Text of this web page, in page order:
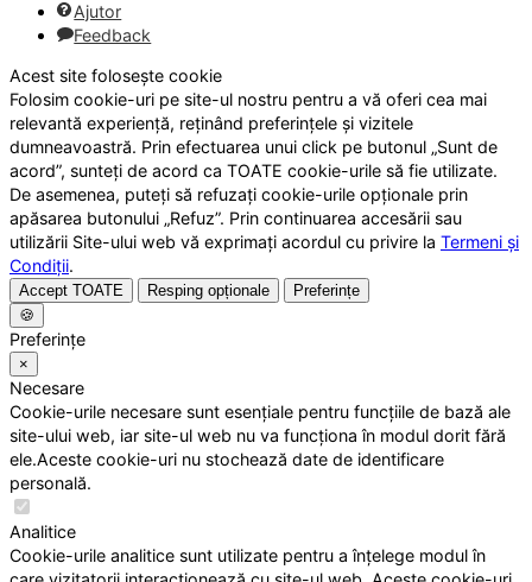
Ajutor
Feedback
Acest site folosește cookie
Folosim cookie-uri pe site-ul nostru pentru a vă oferi cea mai
relevantă experiență, reținând preferințele și vizitele
dumneavoastră. Prin efectuarea unui click pe butonul „Sunt de
acord”, sunteți de acord ca TOATE cookie-urile să fie utilizate.
De asemenea, puteți să refuzați cookie-urile opționale prin
apăsarea butonului „Refuz”. Prin continuarea accesării sau
utilizării Site-ului web vă exprimați acordul cu privire la Termeni și
Condiții.
Accept TOATE Resping opționale
Preferințe
🍪
Preferințe
×
Necesare
Cookie-urile necesare sunt esențiale pentru funcțiile de bază ale
site-ului web, iar site-ul web nu va funcționa în modul dorit fără
ele.Aceste cookie-uri nu stochează date de identificare
personală.
Analitice
Cookie-urile analitice sunt utilizate pentru a înțelege modul în